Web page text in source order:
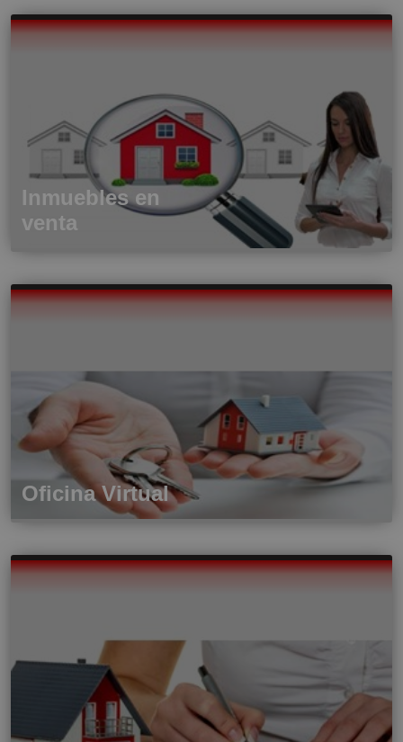
Inmuebles en
venta
Oficina Virtual